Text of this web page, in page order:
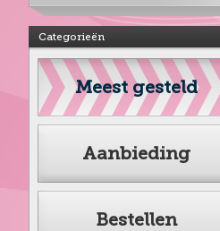
Categorieën
Meest gesteld
Aanbieding
Bestellen